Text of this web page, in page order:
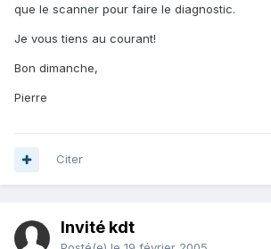
que le scanner pour faire le diagnostic.
Je vous tiens au courant!
Bon dimanche,
Pierre
Citer
Invité kdt